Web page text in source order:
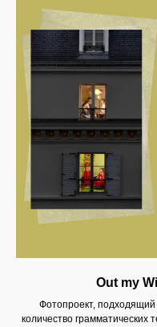
Out my
Фотопроект, подходящий
количество